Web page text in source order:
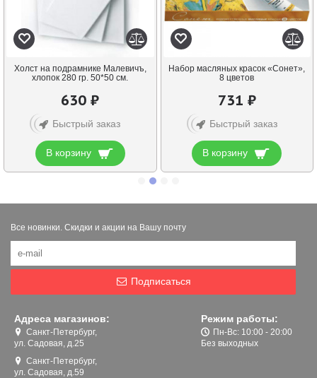
Холст на подрамнике Малевичъ,
хлопок 280 гр. 50*50 см.
630 ₽
Быстрый заказ
В корзину
Набор масляных красок «Сонет»,
8 цветов
731 ₽
Быстрый заказ
В корзину
Все новинки. Скидки и акции на Вашу почту
Подписаться
Адреса магазинов:
Санкт-Петербург,
ул. Садовая, д.25
Санкт-Петербург,
ул. Садовая, д.59
Режим работы:
Пн-Вс: 10:00 - 20:00
Без выходных